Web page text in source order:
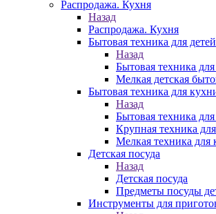
Распродажа. Кухня
Назад
Распродажа. Кухня
Бытовая техника для детей
Назад
Бытовая техника для
Мелкая детская
Бытовая техника для
Назад
Бытовая техника
Крупная техника
Мелкая техника для
Детская посуда
Назад
Детская посуда
Предметы посуды
Инструменты для